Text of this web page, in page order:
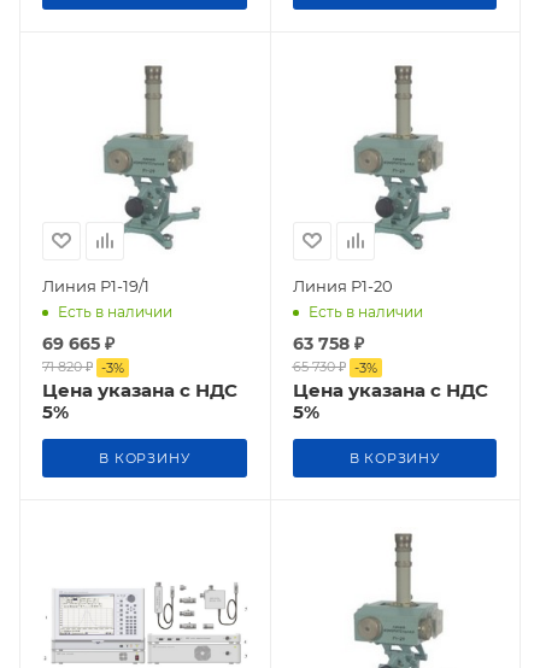
Линия Р1-19/1
Есть в наличии
69 665 ₽
71 820₽ -3%
Цена указана с НДС
5%
В КОРЗИНУ
Линия Р1-20
Есть в наличии
63 758₽
65 730₽ -3%
Цена указана с НДС
5%
В КОРЗИНУ